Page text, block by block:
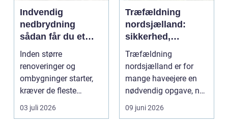
Indvendig
nedbrydning
sådan får du et
sikkert
udgangspunkt for
ombygning
Inden større
renoveringer og
ombygninger starter,
kræver de fleste
bygninger en grundig
03 juli 2026
Træfældning
nordsjælland:
sikkerhed,
planlægning og
professionel hjælp
Træfældning
nordsjælland er for
mange haveejere en
nødvendig opgave, når
store træer skaber
09 juni 2026